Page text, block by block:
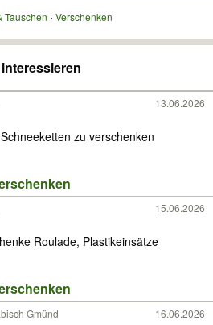
Tauschen Verschenken
13.06.2026
zu verschenken
15.06.2026
Roulade, Plastikeinsätze
Gmünd 16.06.2026